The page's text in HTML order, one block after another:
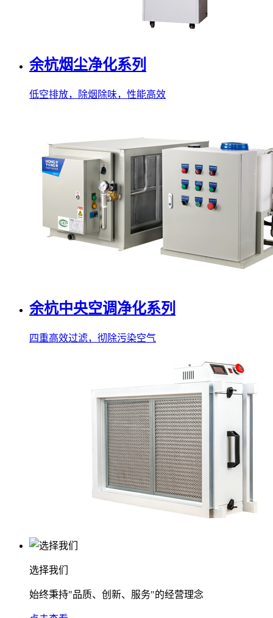
余杭烟尘净化系列
低空排放，除烟除味，性能高效
余杭中央空调净化系列
四重高效过滤，彻除污染空气
选择我们
始终秉持"品质、创新、服务"的经营理念